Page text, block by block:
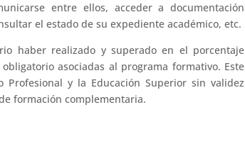
entre ellos, acceder a documentación
el estado de su expediente académico, etc.
haber realizado y superado en el porcentaje
asociadas al programa formativo. Este
y la Educación Superior sin validez
formación complementaria.